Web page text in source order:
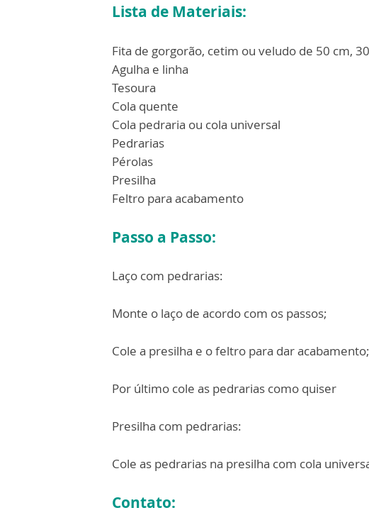
Lista de Materiais:
Fita de gorgorão, cetim ou veludo de 50 cm,
Agulha e linha
Tesoura
Cola quente
Cola pedraria ou cola universal
Pedrarias
Pérolas
Presilha
Feltro para acabamento
Passo a Passo:
Laço com pedrarias:
Monte o laço de acordo com os passos;
Cole a presilha e o feltro para dar
Por último cole as pedrarias como quiser
Presilha com pedrarias:
Cole as pedrarias na presilha com cola
Contato: